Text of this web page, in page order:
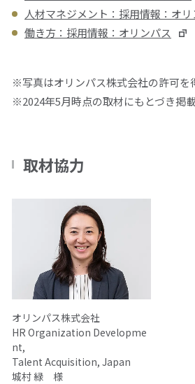
人材マネジメント：採用情報：オリ
働き方：採用情報：オリンパス
※写真はオリンパス株式会社の許可を
※2024年5月時点の取材にもとづき掲載
取材協力
オリンパス株式会社
HR Organization Developme
nt,
Talent Acquisition, Japan
城村 緑 様